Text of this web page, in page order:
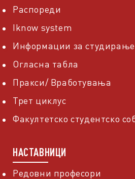
Распореди
Iknow system
Информации за студирање
Огласна табла
Пракси/ Вработувања
Трет циклус
Факултетско студентско
НАСТАВНИЦИ
Редовни професори